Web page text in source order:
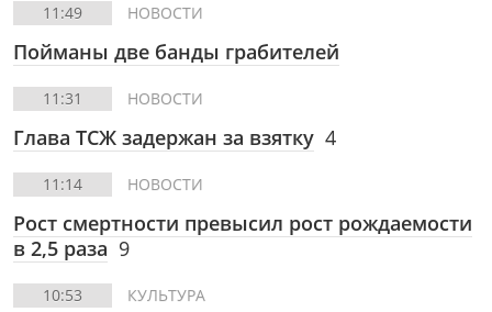
11:49 НОВОСТИ
Пойманы две банды грабителей
11:31 НОВОСТИ
Глава ТСЖ задержан за взятку 4
11:14 НОВОСТИ
Рост смертности превысил рост рождаемости
в 2,5 раза 9
10:53 КУЛЬТУРА